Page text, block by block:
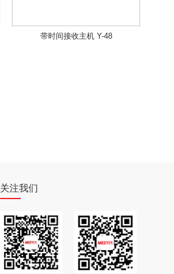
带时间接收主机 Y-48
关注我们